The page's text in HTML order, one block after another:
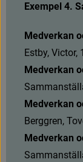
Exempel 4.
Medverkan
Estby, Victor, 1
Medverkan
Medverkan
Berggren,
Medverkan